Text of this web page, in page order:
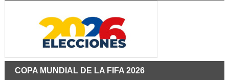
COPA MUNDIAL DE LA FIFA 2026